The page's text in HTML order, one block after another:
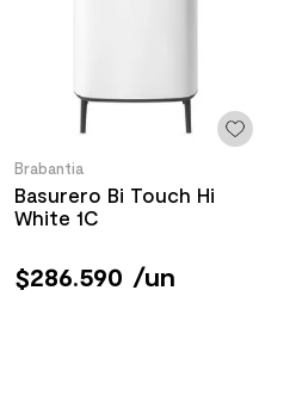
Brabantia
Basurero Bi Touch Hi
White 1C
$286.590 /un